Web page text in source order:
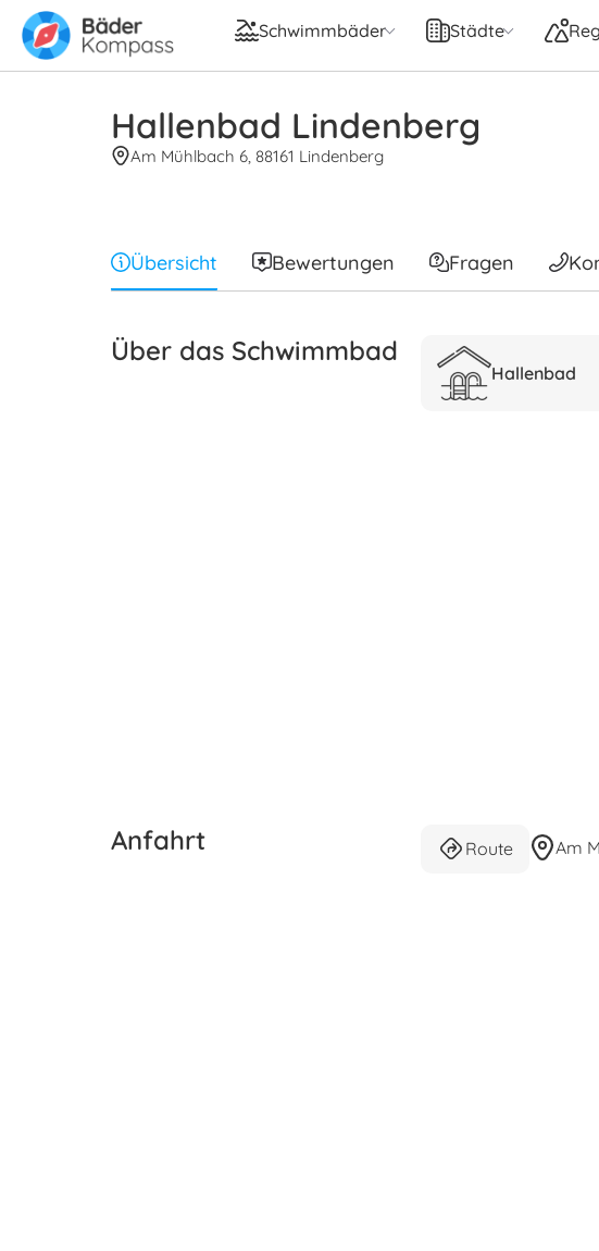
Schwimmbäder Städte
Hallenbad Lindenberg
Am Mühlbach 6, 88161 Lindenberg
Übersicht Bewertungen Fragen
Über das Schwimmbad
Hallenbad
Anfahrt Route Am